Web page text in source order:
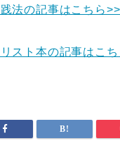
法の記事はこちら>>
スト本の記事はこ